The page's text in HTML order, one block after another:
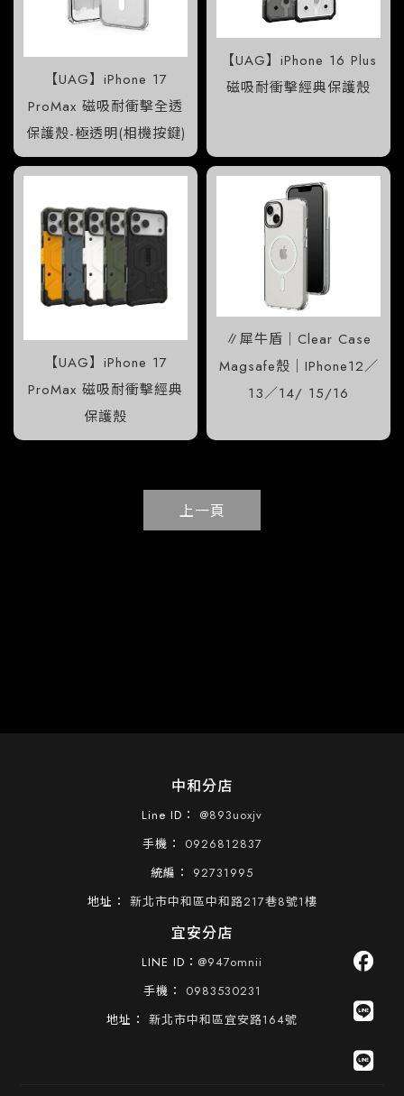
【UAG】iPhone 17
ProMax 磁吸耐衝擊全透
保護殼-極透明(相機按鍵)
【UAG】iPhone 16 Plus
磁吸耐衝擊經典保護殼
【UAG】iPhone 17
ProMax 磁吸耐衝擊經典
保護殼
∥犀牛盾｜Clear Case
Magsafe殼｜IPhone12／
13／14/ 15/16
上一頁
中和分店
@893uoxjv
0926812837
92731995
新北市中和區中和路217巷8號1樓
宜安分店
LINE ID： @947omnii
0983530231
新北市中和區宜安路164號